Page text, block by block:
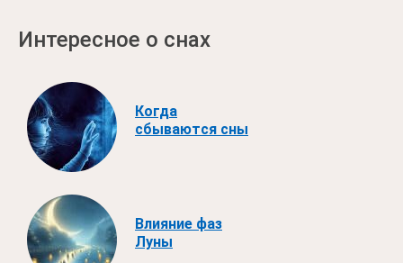
Интересное о снах
Когда
сбываются сны
Влияние фаз
Луны